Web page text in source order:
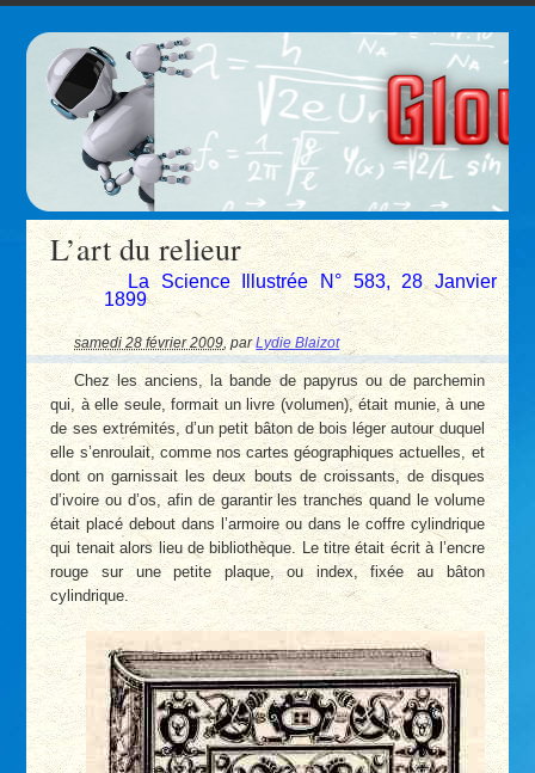
L’art du relieur
La Science Illustrée N° 583, 28 Janvier
1899
samedi 28 février 2009,parLydie Blaizot
Chez les anciens, la bande de papyrus ou de parchemin
qui, à elle seule, formait un livre (volumen), était munie, à une
de ses extrémités, d’un petit bâton de bois léger autour duquel
elle s’enroulait, comme nos cartes géographiques actuelles, et
dont on garnissait les deux bouts de croissants, de disques
d’ivoire ou d’os, afin de garantir les tranches quand le volume
était placé debout dans l’armoire ou dans le coffre cylindrique
qui tenait alors lieu de bibliothèque. Le titre était écrit à l’encre
rouge sur une petite plaque, ou index, fixée au bâton
cylindrique.